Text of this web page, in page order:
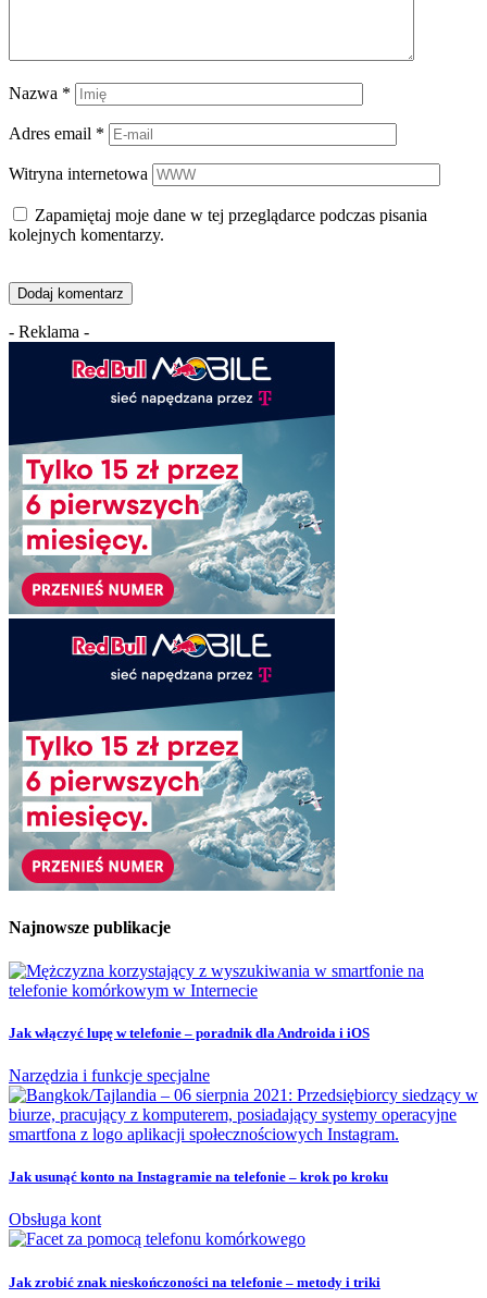
Nazwa *
Adres email *
Witryna internetowa
Zapamiętaj moje dane w tej przeglądarce podczas pisania
kolejnych komentarzy.
- Reklama -
Najnowsze publikacje
Jak włączyć lupę w telefonie – poradnik dla Androida i iOS
Narzędzia i funkcje specjalne
Jak usunąć konto na Instagramie na telefonie – krok po kroku
Obsługa kont
Jak zrobić znak nieskończoności na telefonie – metody i triki